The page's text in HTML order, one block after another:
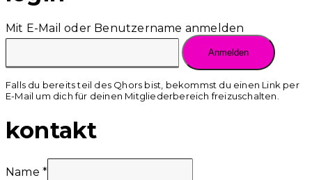
Mit E-Mail oder Benutzername anmelden
Falls du bereits teil des Qhors bist, bekommst du einen Link per
E-Mail um dich für deinen Mitgliederbereich freizuschalten.
kontakt
Name *